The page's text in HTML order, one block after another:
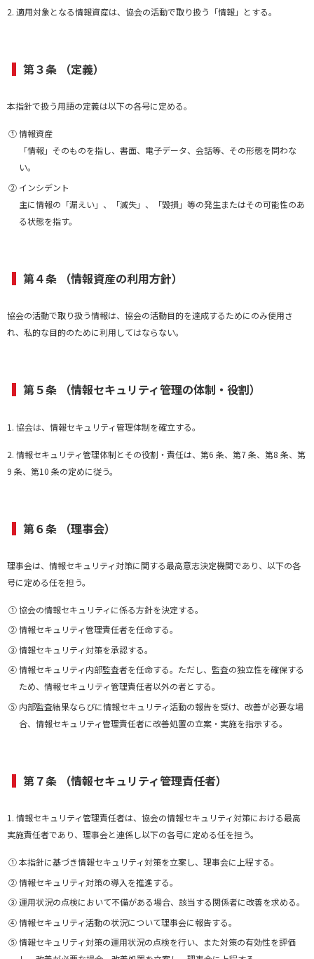
2. 適用対象となる情報資産は、協会の活動で取り扱う「情報」とする。
第３条 （定義）
本指針で扱う用語の定義は以下の各号に定める。
① 情報資産
「情報」そのものを指し、書面、電子データ、会話等、その形態を問わな
い。
② インシデント
主に情報の「漏えい」、「滅失」、「毀損」等の発生またはその可能性のあ
る状態を指す。
第４条 （情報資産の利用方針）
協会の活動で取り扱う情報は、協会の活動目的を達成するためにのみ使用さ
れ、私的な目的のために利用してはならない。
第５条 （情報セキュリティ管理の体制・役割）
1. 協会は、情報セキュリティ管理体制を確立する。
2. 情報セキュリティ管理体制とその役割・責任は、第6 条、第7 条、第8 条、第
9 条、第10 条の定めに従う。
第６条 （理事会）
理事会は、情報セキュリティ対策に関する最高意志決定機関であり、以下の各
号に定める任を担う。
① 協会の情報セキュリティに係る方針を決定する。
② 情報セキュリティ管理責任者を任命する。
③ 情報セキュリティ対策を承認する。
④ 情報セキュリティ内部監査者を任命する。ただし、監査の独立性を確保する
ため、情報セキュリティ管理責任者以外の者とする。
⑤ 内部監査結果ならびに情報セキュリティ活動の報告を受け、改善が必要な場
合、情報セキュリティ管理責任者に改善処置の立案・実施を指示する。
第７条 （情報セキュリティ管理責任者）
1. 情報セキュリティ管理責任者は、協会の情報セキュリティ対策における最高
実施責任者であり、理事会と連係し以下の各号に定める任を担う。
① 本指針に基づき情報セキュリティ対策を立案し、理事会に上程する。
② 情報セキュリティ対策の導入を推進する。
③ 運用状況の点検において不備がある場合、該当する関係者に改善を求める。
④ 情報セキュリティ活動の状況について理事会に報告する。
⑤ 情報セキュリティ対策の運用状況の点検を行い、また対策の有効性を評価